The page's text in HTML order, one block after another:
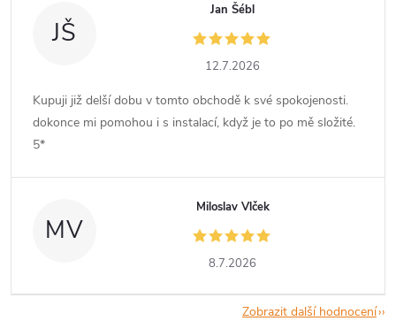
JŠ
Jan Šébl
12.7.2026
Kupuji již delší dobu v tomto obchodě k své spokojenosti.
dokonce mi pomohou i s instalací, když je to po mě složité.
5*
MV
Miloslav Vlček
8.7.2026
Zobrazit další hodnocení